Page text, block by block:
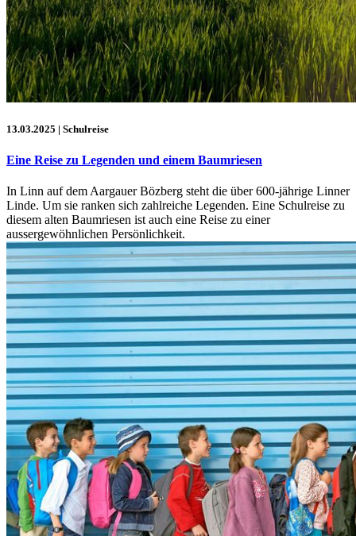
13.03.2025 | Schulreise
Eine Reise zu Legenden und einem Baumriesen
In Linn auf dem Aargauer Bözberg steht die über 600-jährige Linner
Linde. Um sie ranken sich zahlreiche Legenden. Eine Schulreise zu
diesem alten Baumriesen ist auch eine Reise zu einer
aussergewöhnlichen Persönlichkeit.